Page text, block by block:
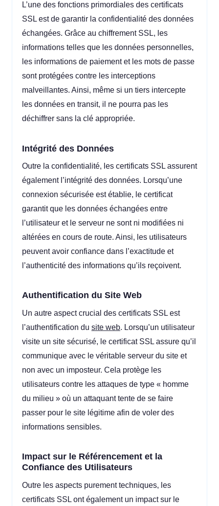
L’une des fonctions primordiales des certificats
SSL est de garantir la confidentialité des données
échangées. Grâce au chiffrement SSL, les
informations telles que les données personnelles,
les informations de paiement et les mots de passe
sont protégées contre les interceptions
malveillantes. Ainsi, même si un tiers intercepte
les données en transit, il ne pourra pas les
déchiffrer sans la clé appropriée.
Intégrité des Données
Outre la confidentialité, les certificats SSL assurent
également l’intégrité des données. Lorsqu’une
connexion sécurisée est établie, le certificat
garantit que les données échangées entre
l’utilisateur et le serveur ne sont ni modifiées ni
altérées en cours de route. Ainsi, les utilisateurs
peuvent avoir confiance dans l’exactitude et
l’authenticité des informations qu’ils reçoivent.
Authentification du Site Web
Un autre aspect crucial des certificats SSL est
l’authentification du site web. Lorsqu’un utilisateur
visite un site sécurisé, le certificat SSL assure qu’il
communique avec le véritable serveur du site et
non avec un imposteur. Cela protège les
utilisateurs contre les attaques de type « homme
du milieu » où un attaquant tente de se faire
passer pour le site légitime afin de voler des
informations sensibles.
Impact sur le Référencement et la
Confiance des Utilisateurs
Outre les aspects purement techniques, les
certificats SSL ont également un impact sur le